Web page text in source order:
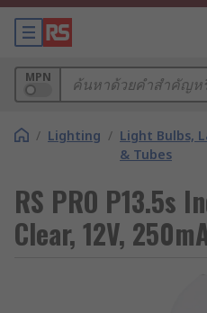
MPN
/ Lighting / Light Bulbs,
& Tubes
RS PRO P13.5s
Clear, 12V,